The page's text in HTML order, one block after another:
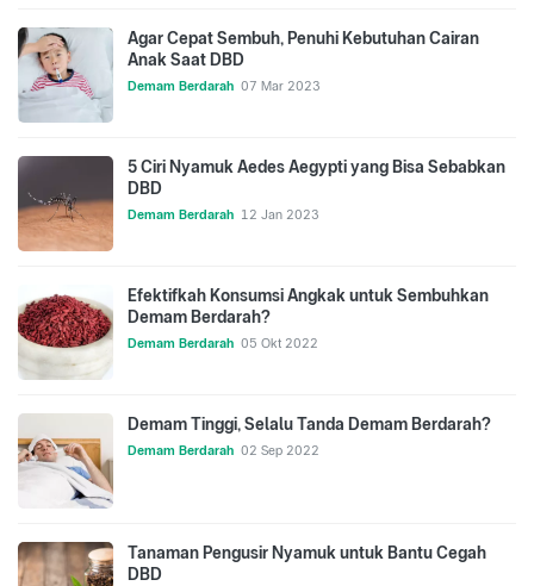
Agar Cepat Sembuh, Penuhi Kebutuhan Cairan
Anak Saat DBD
Demam Berdarah 07 Mar 2023
5 Ciri Nyamuk Aedes Aegypti yang Bisa Sebabkan
DBD
Demam Berdarah 12 Jan 2023
Efektifkah Konsumsi Angkak untuk Sembuhkan
Demam Berdarah?
Demam Berdarah 05 Okt 2022
Demam Tinggi, Selalu Tanda Demam Berdarah?
Demam Berdarah 02 Sep 2022
Tanaman Pengusir Nyamuk untuk Bantu Cegah
DBD